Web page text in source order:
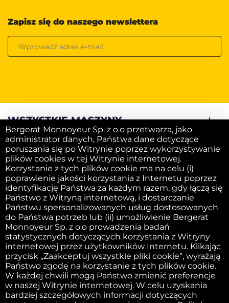
Zapisz się do naszego newslettera
WSZYSTKIE MASZYNY
WARTOŚĆ DODANA
SPRZEDAJ SWOJĄ MASZYNĘ
FIRMA
Obowiązek informacyjny
Wydawca witryny internetowej
Bergerat Monnoyeur Sp. z o.o przetwarza, jako
administrator danych, Państwa dane dotyczące
poruszania się po Witrynie poprzez wykorzystywanie
plików cookies w tej Witrynie internetowej.
Korzystanie z tych plików cookie ma na celu (i)
poprawienie jakości korzystania z Internetu poprzez
identyfikację Państwa za każdym razem, gdy łączą się
Państwo z Witryną internetową, i dostarczanie
Państwu spersonalizowanych usług dostosowanych
do Państwa potrzeb lub (ii) umożliwienie Bergerat
Monnoyeur Sp. z o.o prowadzenia badań
statystycznych dotyczących korzystania z Witryny
internetowej przez użytkowników Internetu. Klikając
przycisk „Zaakceptuj wszystkie pliki cookie”, wyrażają
Państwo zgodę na korzystanie z tych plików cookie.
W każdej chwili mogą Państwo zmienić preferencje
w naszej Witrynie internetowej. W celu uzyskania
bardziej szczegółowych informacji dotyczących